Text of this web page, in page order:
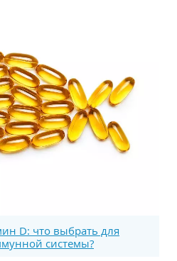
D: что выбрать для
системы?